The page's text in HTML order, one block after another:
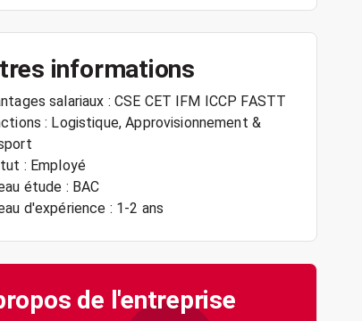
informations
salariaux : CSE CET IFM ICCP FASTT
: Logistique, Approvisionnement &
: Employé
étude : BAC
d'expérience : 1-2 ans
de l'entreprise